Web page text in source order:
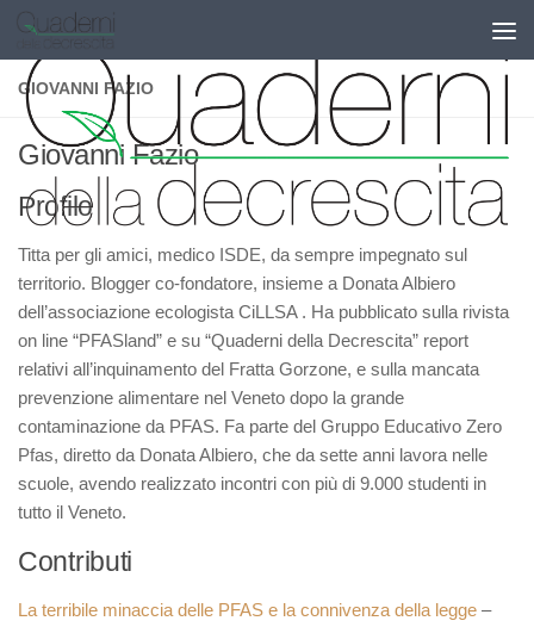
Salta al contenuto
GIOVANNI FAZIO
Giovanni Fazio
Profilo
Titta per gli amici, medico ISDE, da sempre impegnato sul
territorio. Blogger co-fondatore, insieme a Donata Albiero
dell’associazione ecologista CiLLSA . Ha pubblicato sulla rivista
on line “PFASland” e su “Quaderni della Decrescita” report
relativi all’inquinamento del Fratta Gorzone, e sulla mancata
prevenzione alimentare nel Veneto dopo la grande
contaminazione da PFAS. Fa parte del Gruppo Educativo Zero
Pfas, diretto da Donata Albiero, che da sette anni lavora nelle
scuole, avendo realizzato incontri con più di 9.000 studenti in
tutto il Veneto.
Contributi
La terribile minaccia delle PFAS e la connivenza della legge –